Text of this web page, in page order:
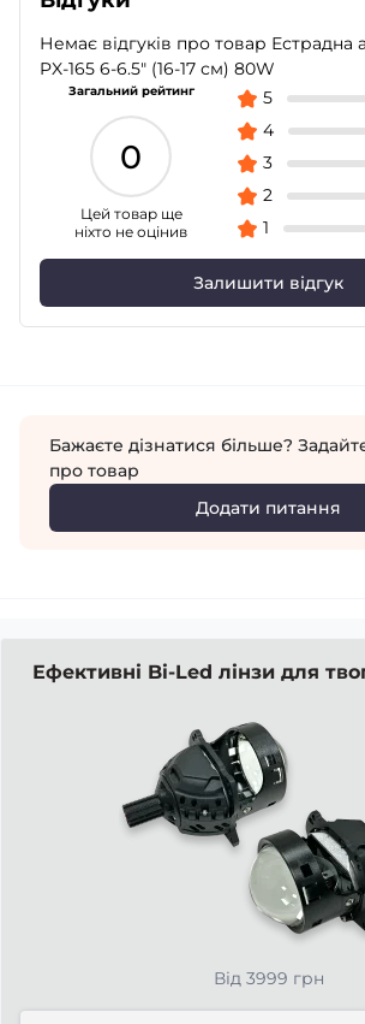
Немає відгуків про товар Естрадна
PX-165 6-6.5″ (16-17 см) 80W
Загальний рейтинг
0
Цей товар ще
ніхто не оцінив
5
4
3
2
1
Залишити відгук
Бажаєте дізнатися більше?
про товар
Додати питання
Ефективні Bi-Led лінзи для
Від 3999 грн